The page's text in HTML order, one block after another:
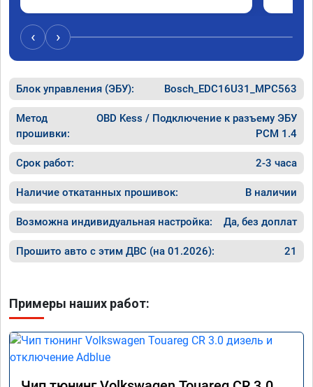
акселератора сократился.
Расход топлива не увеличился.
Получил что хотел. Рекомендую.
‹ ›
Блок управления (ЭБУ): Bosch_EDC16U31_MPC563
Метод
прошивки:
OBD Kess / Подключение к разъему ЭБУ
PCM 1.4
Срок работ: 2-3 часа
Наличие откатанных прошивок: В наличии
Возможна индивидуальная настройка: Да, без доплат
Прошито авто с этим ДВС (на 01.2026): 21
Примеры наших работ: